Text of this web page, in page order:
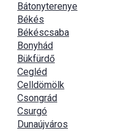
Bátonyterenye
Békés
Békéscsaba
Bonyhád
Bükfürdő
Cegléd
Celldömölk
Csongrád
Csurgó
Dunaújváros